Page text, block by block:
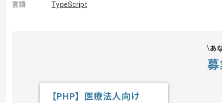
言語
TypeScript
あ
【PHP】医療法人向け